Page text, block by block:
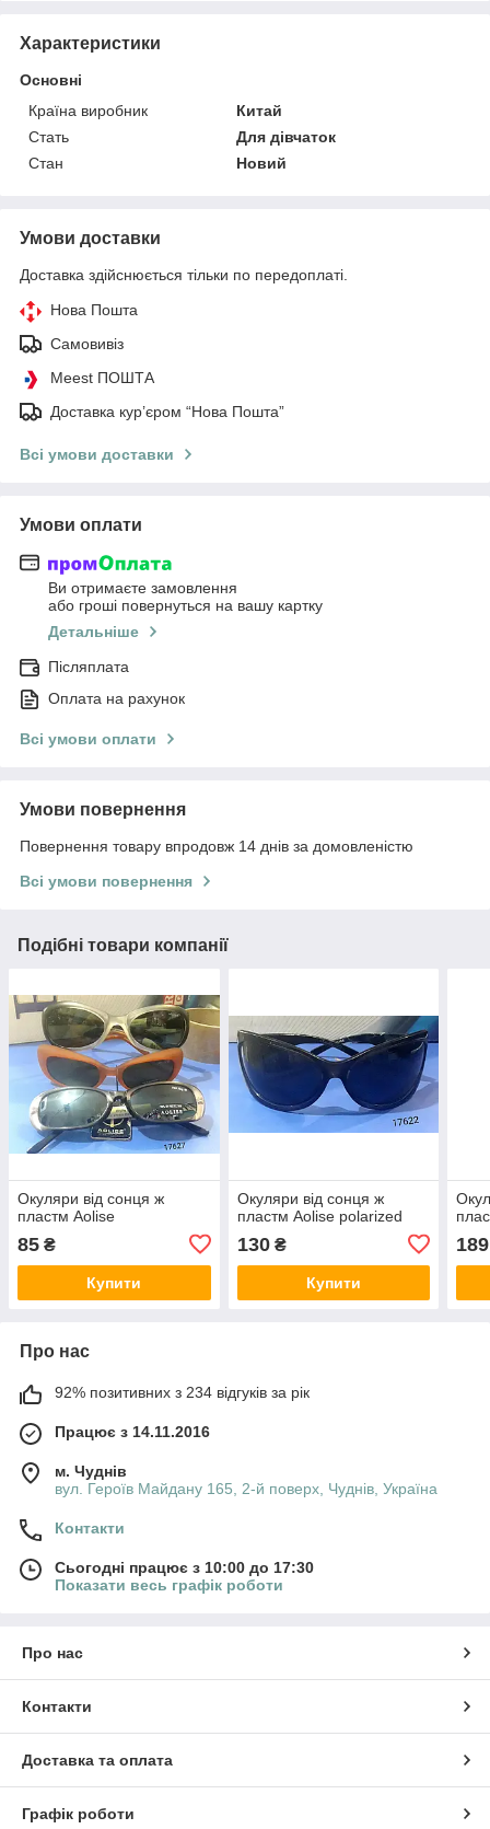
Характеристики
Основні
Країна виробник
Китай
Стать
Для дівчаток
Стан
Новий
Умови доставки
Доставка здійснюється тільки по передоплаті.
Нова Пошта
Самовивіз
Meest ПОШТА
Доставка кур’єром “Нова Пошта”
Всі умови доставки
Умови оплати
Ви отримаєте замовлення
або гроші повернуться на вашу картку
Детальніше
Післяплата
Оплата на рахунок
Всі умови оплати
Умови повернення
Повернення товару впродовж 14 днів за домовленістю
Всі умови повернення
Подібні товари компанії
Окуляри від сонця ж
пластм Aolise
85 ₴
Купити
Окуляри від сонця ж
пластм Aolise polarized
130₴
Купити
189
Про нас
92% позитивних з 234 відгуків за рік
Працює з 14.11.2016
м. Чуднів
вул. Героїв Майдану 165, 2-й поверх, Чуднів, Україна
Контакти
Сьогодні працює з 10:00 до 17:30
Показати весь графік роботи
Про нас
Контакти
Доставка та оплата
Графік роботи